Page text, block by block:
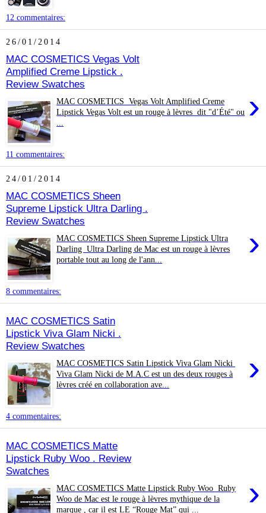
12 commentaires:
26/01/2014
MAC COSMETICS Vegas Volt
Amplified Creme Lipstick .
Review Swatches
›
MAC COSMETICS Vegas Volt Amplified Creme
Lipstick Vegas Volt est un rouge à lèvres dit "d’Été" ou
11 commentaires:
24/01/2014
MAC COSMETICS Sheen
Supreme Lipstick Ultra Darling .
Review Swatches
›
MAC COSMETICS Sheen Supreme Lipstick Ultra
Darling Ultra Darling de Mac est un rouge à lèvres
portable tout au long de l'ann...
8 commentaires:
MAC COSMETICS Satin
Lipstick Viva Glam Nicki .
Review Swatches
›
MAC COSMETICS Satin Lipstick Viva Glam Nicki
Viva Glam Nicki de M.A.C est un des deux rouges à
lèvres créé en collaboration ave...
4 commentaires:
MAC COSMETICS Matte
Lipstick Ruby Woo . Review
Swatches
›
MAC COSMETICS Matte Lipstick Ruby Woo Ruby
Woo de Mac est le rouge à lèvres mythique de la
marque , car il est LE “Rouge Mat” qui ...